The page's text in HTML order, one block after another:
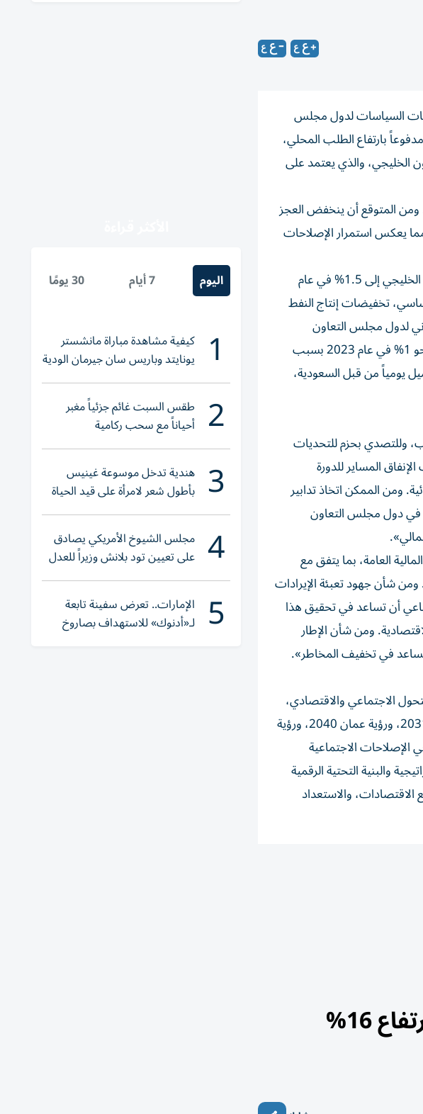
السياسات لدول مجلس
بارتفاع الطلب المحلي،
الخليجي، والذي يعتمد على
ومن المتوقع أن ينخفض العجز
الإيرادات غير النفطية، مما يعكس استمرار الإصلاحات
وتابع: «ستؤدي تخفيضات إنتاج النفط إلى خفض نمو إجمالي الناتج المحلي الإجمالي لدول مجلس التعاون الخليجي إلى 1.5% في عام
من النسبة الاستثنائية البالغة 7.9% المسجلة في عام 2022 بشكل أساسي، تخفيضات إنتاج النفط
لدول مجلس التعاون
الخليجي بنسبة 7.8% في عام 2022 مدعوماً بالزخم الدوري العالمي، فمن المتوقع أن يسجل نمواً سلبياً بنحو 1% في عام 2023 بسبب
يومياً من قبل السعودية،
وللتصدي بحزم للتحديات
المساير للدورة
ومن الممكن اتخاذ تدابير
في دول مجلس التعاون
العامة، بما يتفق مع
ومن شأن جهود تعبئة الإيرادات
أن تساعد في تحقيق هذا
ومن شأن الإطار
ويساعد في تخفيف المخاطر».
الاجتماعي والاقتصادي،
ووضعت أجندات إصلاح طموحة، كما هو موضح في رؤية المملكة العربية السعودية 2030، نحن الإمارات 2031، ورؤية عمان 2040، ورؤية
في الإصلاحات الاجتماعية
والبنية التحتية الرقمية
الاقتصادات، والاستعداد
اليوم 7 أيام 30 يومًا
1 كيفية مشاهدة مباراة مانشستر
يونايتد وباريس سان جيرمان الودية
والقنوات الناقلة
2 طقس السبت غائم جزئياً مغبر
أحياناً مع سحب ركامية
3 هندية تدخل موسوعة غينيس
بأطول شعر لامرأة على قيد الحياة
4 مجلس الشيوخ الأمريكي يصادق
على تعيين تود بلانش وزيراً للعدل
5 الإمارات.. تعرض سفينة تابعة
لـ«أدنوك» للاستهداف بصاروخ